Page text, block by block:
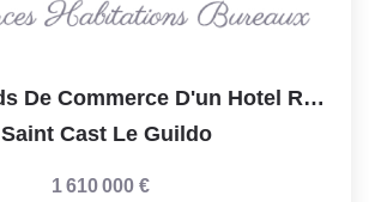
Murs Et Fonds De Commerce D'un Hotel Restaurant Bar 1131 M2
Saint Cast Le Guildo
1 610 000 €